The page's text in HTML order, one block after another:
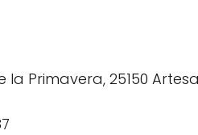
la Primavera, 25150